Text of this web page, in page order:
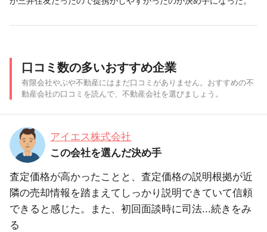
口コミ数の多いおすすめ企業
有限会社やぶや不動産にはまだ口コミがありません。おすすめの不
動産会社の口コミを読んで、不動産会社を選びましょう。
アイエス株式会社
この会社を選んだ決め手
査定価格が高かったことと、査定価格の説明根拠が近
隣の売却情報を踏まえてしっかり説明できていて信頼
できると感じた。また、初回面談時に司法...続きをみ
る